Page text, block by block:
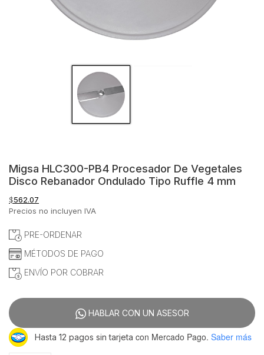
Migsa HLC300-PB4 Procesador De Vegetales
Disco Rebanador Ondulado Tipo Ruffle 4 mm
$562.07
Precios no incluyen IVA
PRE-ORDENAR
MÉTODOS DE PAGO
ENVÍO POR COBRAR
HABLAR CON UN ASESOR
Hasta 12 pagos sin tarjeta con Mercado Pago. Saber más